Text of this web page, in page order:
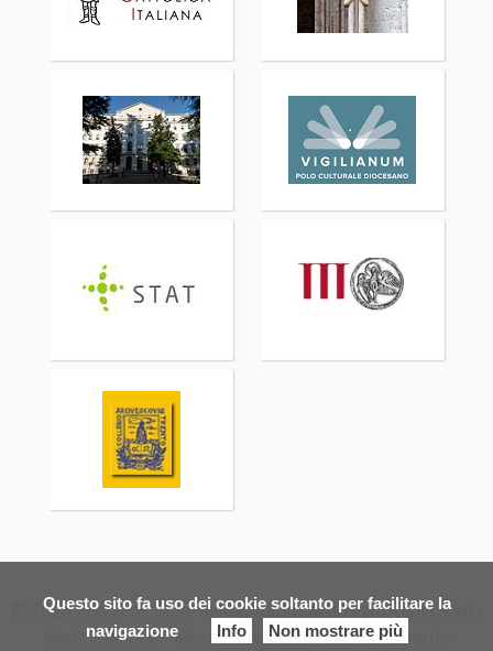
Questo sito fa uso dei cookie soltanto per facilitare la
navigazione
Info Non mostrare più
© 2026 Zona Pastorale di Mezzolombardo Parrocchia Santa
Maria Assunta – Mezzocorona Arcidiocesi di Trento